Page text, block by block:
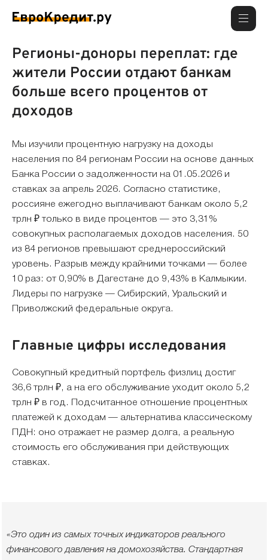
Регионы-доноры переплат: где
жители России отдают банкам
больше всего процентов от
доходов
Мы изучили процентную нагрузку на доходы
населения по 84 регионам России на основе данных
Банка России о задолженности на 01.05.2026 и
ставках за апрель 2026. Согласно статистике,
россияне ежегодно выплачивают банкам около 5,2
трлн ₽ только в виде процентов — это 3,31%
совокупных располагаемых доходов населения. 50
из 84 регионов превышают среднероссийский
уровень. Разрыв между крайними точками — более
10 раз: от 0,90% в Дагестане до 9,43% в Калмыкии.
Лидеры по нагрузке — Сибирский, Уральский и
Приволжский федеральные округа.
Главные цифры исследования
Совокупный кредитный портфель физлиц достиг
36,6 трлн ₽, а на его обслуживание уходит около 5,2
трлн ₽ в год. Подсчитанное отношение процентных
платежей к доходам — альтернатива классическому
ПДН: оно отражает не размер долга, а реальную
стоимость его обслуживания при действующих
ставках.
«Это один из самых точных индикаторов реального
финансового давления на домохозяйства. Стандартная